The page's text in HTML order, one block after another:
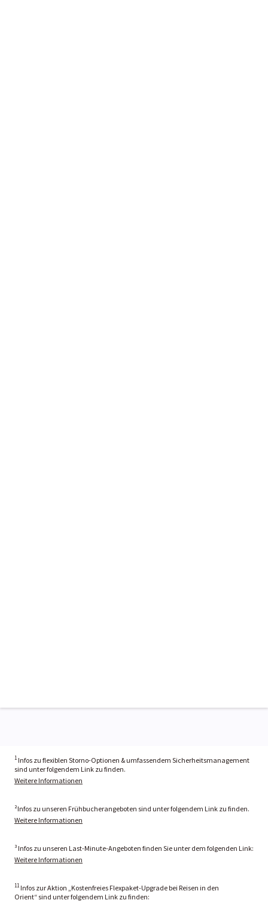
1 Infos zu flexiblen Storno-Optionen & umfassendem Sicherheitsmanagement
sind unter folgendem Link zu finden.
Weitere Informationen
²Infos zu unseren Frühbucherangeboten sind unter folgendem Link zu finden.
Weitere Informationen
³ Infos zu unseren Last-Minute-Angeboten finden Sie unter dem folgenden Link:
Weitere Informationen
11 Infos zur Aktion „Kostenfreies Flexpaket-Upgrade bei Reisen in den
Orient“ sind unter folgendem Link zu finden: